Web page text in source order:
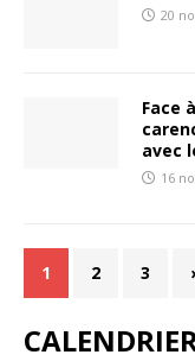
20
Face
avec
16
1 2 3